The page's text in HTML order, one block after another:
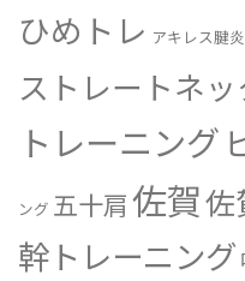
ひめトレ アキレス腱炎
ストレートネッ
トレーニング
ング 五十肩佐賀佐
幹トレーニング